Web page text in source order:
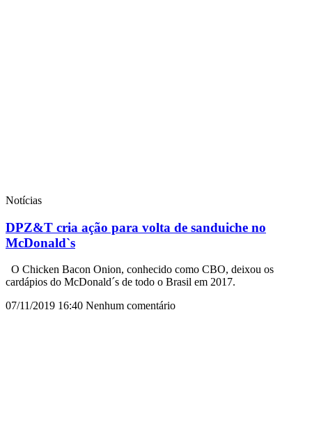
Notícias
DPZ&T cria ação para volta de sanduiche no
McDonald`s
O Chicken Bacon Onion, conhecido como CBO, deixou os
cardápios do McDonald´s de todo o Brasil em 2017.
07/11/2019 16:40 Nenhum comentário